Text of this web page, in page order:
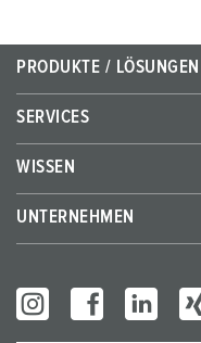
PRODUKTE / LÖSUNGEN
SERVICES
WISSEN
UNTERNEHMEN